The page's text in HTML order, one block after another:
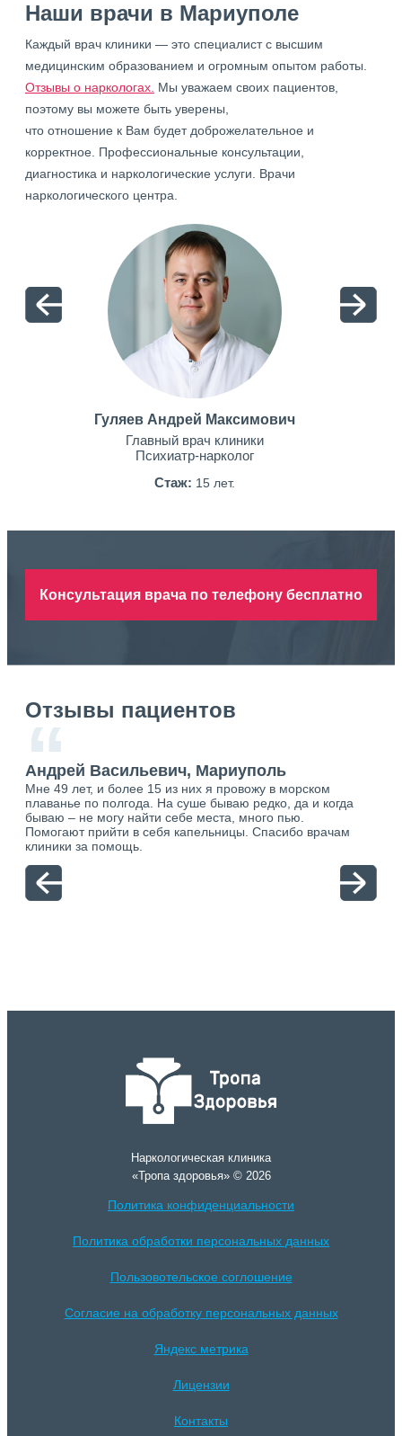
Наши врачи в Мариуполе
Каждый врач клиники — это специалист с высшим
медицинским образованием и огромным опытом работы.
Отзывы о наркологах. Мы уважаем своих пациентов,
поэтому вы можете быть уверены,
что отношение к Вам будет доброжелательное и
корректное. Профессиональные консультации,
диагностика и наркологические услуги. Врачи
наркологического центра.
Гуляев Андрей Максимович
Главный врач клиники
Психиатр-нарколог
Стаж: 15 лет.
Консультация врача по телефону бесплатно
Отзывы пациентов
“
Андрей Васильевич, Мариуполь
Мне 49 лет, и более 15 из них я провожу в морском
плаванье по полгода. На суше бываю редко, да и когда
бываю – не могу найти себе места, много пью.
Помогают прийти в себя капельницы. Спасибо врачам
клиники за помощь.
Наркологическая клиника
«Тропа здоровья» © 2026
Политика конфиденциальности
Политика обработки персональных данных
Пользовотельское соглошение
Согласие на обработку персональных данных
Яндекс метрика
Лицензии
Контакты